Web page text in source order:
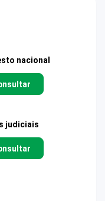
nacional
judiciais